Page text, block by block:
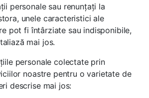
personale sau renunțați la
unele caracteristici ale
pot fi întârziate sau indisponibile,
mai jos.
personale colectate prin
noastre pentru o varietate de
descrise mai jos: